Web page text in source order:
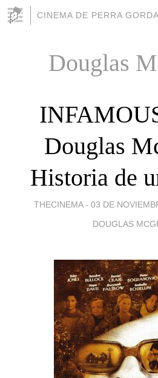
CINEMA DE PERRA GORDA
Douglas
Douglas
Historia de
THECINEMA - 03 DE
DOUGLAS